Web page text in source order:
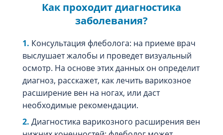
Как проходит диагностика
заболевания?
Консультация флеболога: на приеме врач
выслушает жалобы и проведет визуальный
осмотр. На основе этих данных он определит
диагноз, расскажет, как лечить варикозное
расширение вен на ногах, или даст
необходимые рекомендации.
Диагностика варикозного расширения вен